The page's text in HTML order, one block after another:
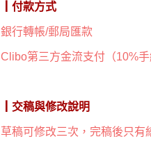
┃付款方式
銀行轉帳/郵局匯款
Clibo第三方金流支付（10%手
┃交稿與修改說明
草稿可修改三次，完稿後只有